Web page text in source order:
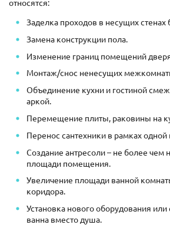
относятся:
Заделка проходов в несущих стенах
Замена конструкции пола.
Изменение границ помещений
Монтаж/снос ненесущих
Объединение кухни и гостиной
аркой.
Перемещение плиты, раковины на
Перенос сантехники в рамках
Создание антресоли – не более чем
площади помещения.
Увеличение площади ванной
коридора.
Установка нового оборудования
ванна вместо душа.